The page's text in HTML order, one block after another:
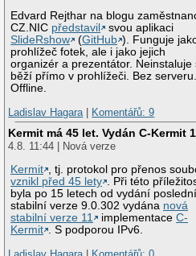
Edvard Rejthar na blogu
CZ.NIC představil
svou aplikaci
SlideRshow
(GitHub ). Funguje
prohlížeč fotek, ale i jako jejich
organizér a prezentátor. Neinstaluje
běží přímo v prohlížeči. Bez serveru.
Offline.
Ladislav Hagara | Komentářů: 9
Kermit má 45 let. Vydán C-Kermit
4.8. 11:44 | Nová verze
Kermit , tj. protokol pro přenos
vznikl před 45 lety . Při této
byla po 15 letech od vydání poslední
stabilní verze 9.0.302 vydána nová
stabilní verze 11
implementaceC-
Kermit . S podporou IPv6.